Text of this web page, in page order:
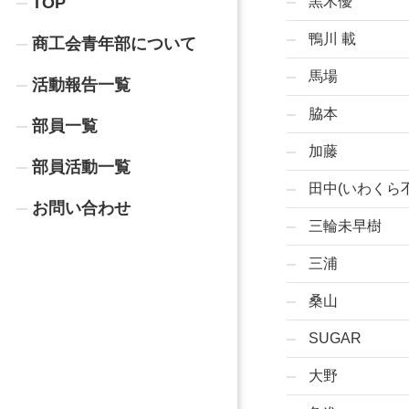
商工会青年部について
活動報告一覧
部員一覧
部員活動一覧
お問い合わせ
鴨川 載
馬場
脇本
加藤
田中(いわくら
三輪未早樹
三浦
桑山
SUGAR
大野